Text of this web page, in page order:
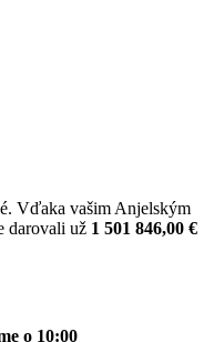
Vďaka vašim Anjelským
darovali už 1 501 846,00 €
o 10:00